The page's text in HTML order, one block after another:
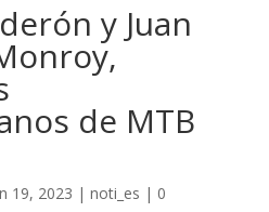
y Juan
de MTB
19, 2023 | noti_es | 0